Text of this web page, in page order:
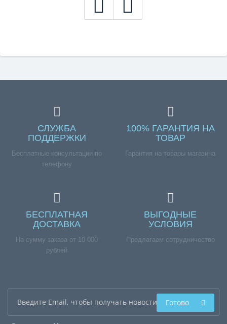
СЛУЖБА
ПОДДЕРЖКИ
Бесплатные консультации по
телефону
100% ГАРАНТИЯ НА
ТОВАР
Гарантия на товары магазина
БЕСПЛАТНАЯ
ДОСТАВКА
На сумму заказа от 10 000
рублей
ВЫГОДНЫЕ
УСЛОВИЯ
Предлагаем сотрудничество
Готово